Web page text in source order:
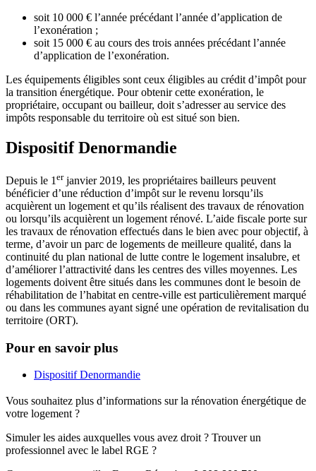
soit 10 000 € l’année précédant l’année d’application de
l’exonération ;
soit 15 000 € au cours des trois années précédant l’année
d’application de l’exonération.
Les équipements éligibles sont ceux éligibles au crédit d’impôt pour
la transition énergétique. Pour obtenir cette exonération, le
propriétaire, occupant ou bailleur, doit s’adresser au service des
impôts responsable du territoire où est situé son bien.
Dispositif Denormandie
Depuis le 1 erjanvier 2019, les propriétaires bailleurs peuvent
bénéficier d’une réduction d’impôt sur le revenu lorsqu’ils
acquièrent un logement et qu’ils réalisent des travaux de rénovation
ou lorsqu’ils acquièrent un logement rénové. L’aide fiscale porte sur
les travaux de rénovation effectués dans le bien avec pour objectif, à
terme, d’avoir un parc de logements de meilleure qualité, dans la
continuité du plan national de lutte contre le logement insalubre, et
d’améliorer l’attractivité dans les centres des villes moyennes. Les
logements doivent être situés dans les communes dont le besoin de
réhabilitation de l’habitat en centre-ville est particulièrement marqué
ou dans les communes ayant signé une opération de revitalisation du
territoire (ORT).
Pour en savoir plus
Dispositif Denormandie
Vous souhaitez plus d’informations sur la rénovation énergétique de
votre logement ?
Simuler les aides auxquelles vous avez droit ? Trouver un
professionnel avec le label RGE ?